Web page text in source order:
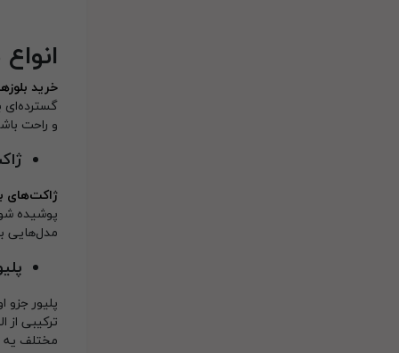
خرید
گسترده‌ای
و راحت
ژاکت‌های
پوشیده
مدل‌هایی
پلیور
ترکیبی
مختلف یه